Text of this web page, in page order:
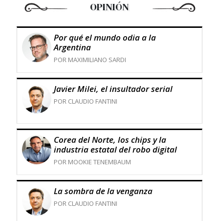
OPINIÓN
Por qué el mundo odia a la
Argentina
POR MAXIMILIANO SARDI
Javier Milei, el insultador serial
POR CLAUDIO FANTINI
Corea del Norte, los chips y la
industria estatal del robo digital
POR MOOKIE TENEMBAUM
La sombra de la venganza
POR CLAUDIO FANTINI